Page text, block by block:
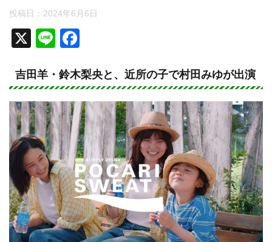
投稿日： 2024年6月6日
X
Li
e
c
e
b
o
o
k
吉田羊・鈴木梨央と、近所の子で村田みゆが出演